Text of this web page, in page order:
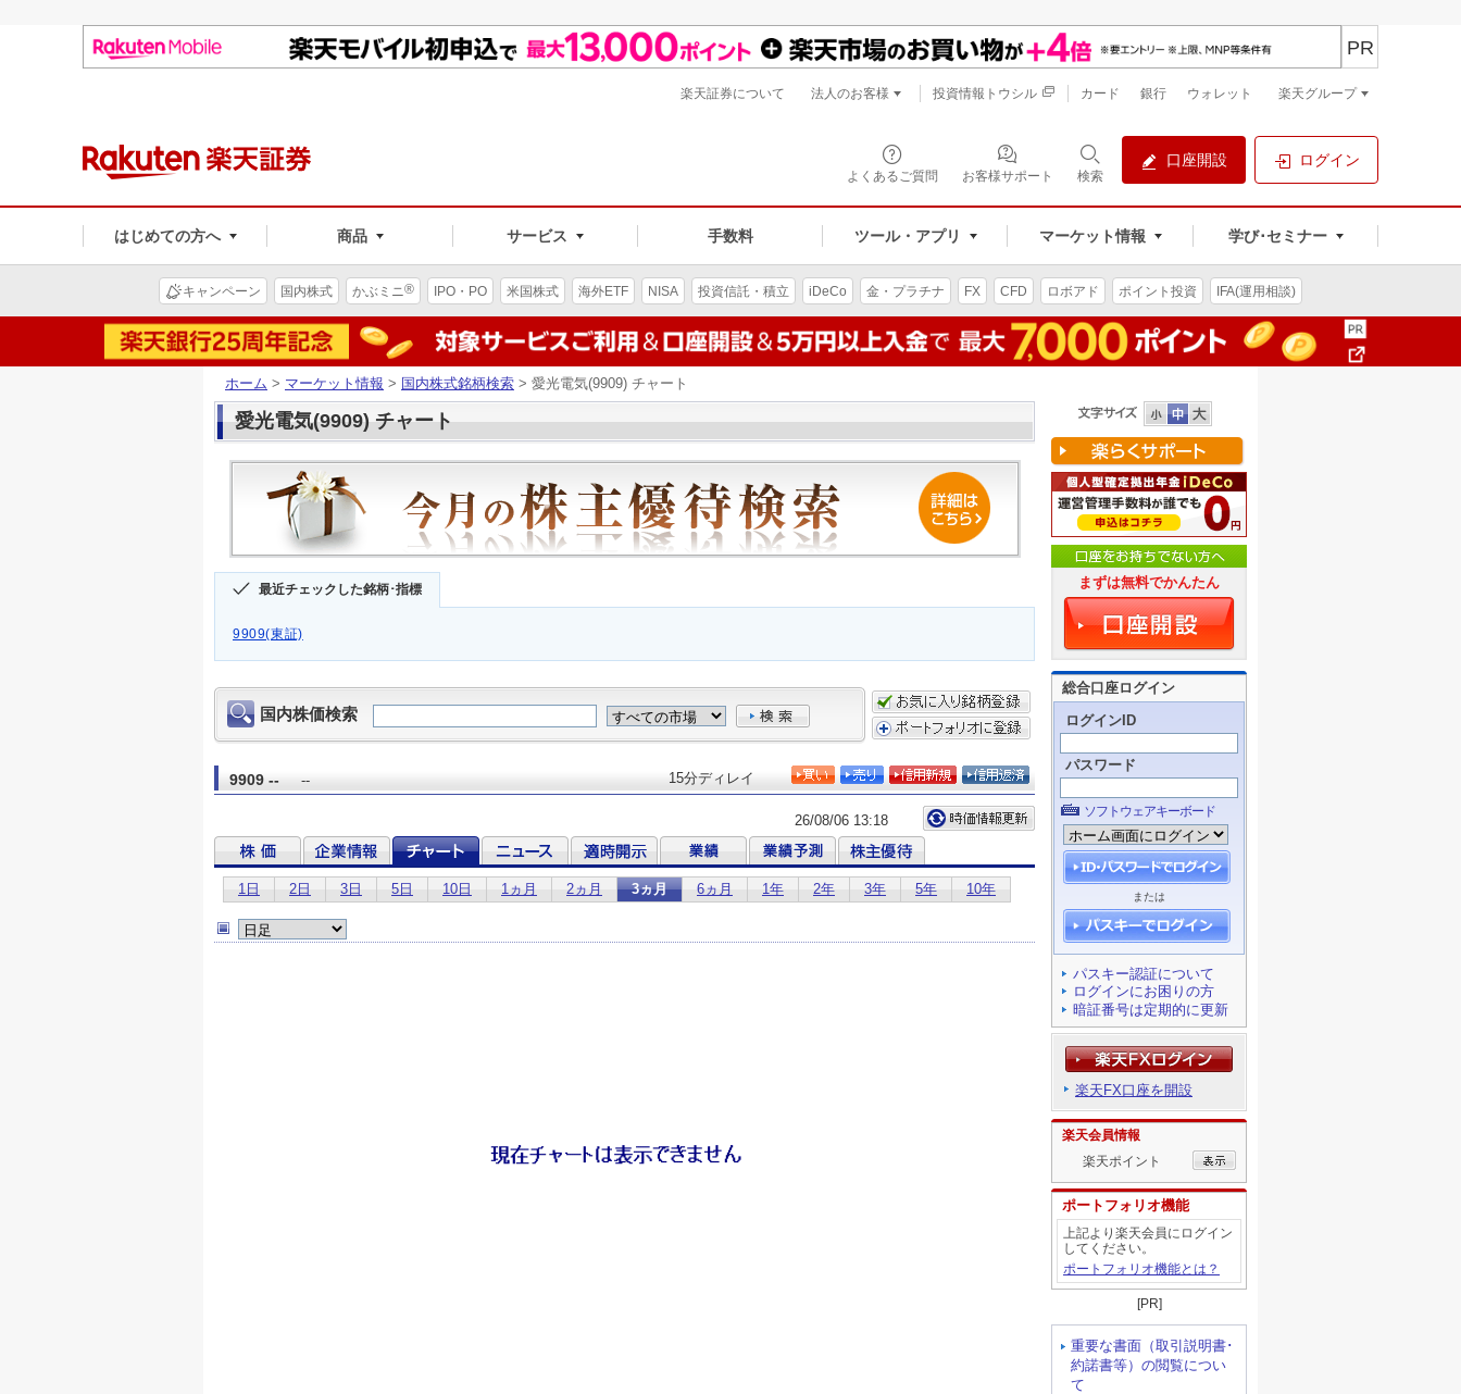
よくあるご質問 お客様サポート 検索
口座開設 ログイン
はじめての方へ 商品 サービス 手数料 ツール・アプリ マーケット情報 学び･セミナー
PR
楽天証券について 法人のお客様 投資情報トウシル カード 銀行 ウォレット 楽天グループ
キャンペーン 国内株式 かぶミニ® IPO・PO 米国株式 海外ETF NISA 投資信託・積立 iDeCo 金・プラチナ FX CFD ロボアド ポイント投資 IFA(運用相談)
ホーム > マーケット情報 > 国内株式銘柄検索 > 愛光電気(9909) チャート
愛光電気(9909) チャート
最近チェックした銘柄･指標
9909(東証)
まずは無料でかんたん
総合口座ログイン
ログインID
パスワード
ソフトウェアキーボード
または
パスキー認証について
ログインにお困りの方
暗証番号は定期的に更新
楽天FX口座を開設
楽天会員情報
楽天ポイント
ポートフォリオ機能
上記より楽天会員にログイン
してください。
ポートフォリオ機能とは？
[PR]
重要な書面（取引説明書･
約諾書等）の閲覧につい
て